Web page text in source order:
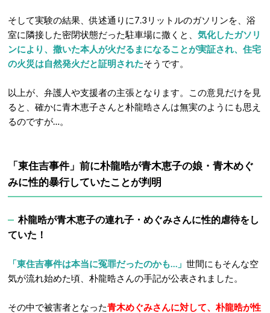
そして実験の結果、供述通りに7.3リットルのガソリンを、浴
室に隣接した密閉状態だった駐車場に撒くと、 気化したガソリ
ンにより、撒いた本人が火だるまになることが実証され、住宅
の火災は自然発火だと証明されたそうです。
以上が、弁護人や支援者の主張となります。この意見だけを見
ると、確かに青木恵子さんと朴龍晧さんは無実のようにも思え
るのですが…。
「東住吉事件」前に朴龍晧が青木恵子の娘・青木めぐ
みに性的暴行していたことが判明
朴龍晧が青木恵子の連れ子・めぐみさんに性的虐待をし
ていた！
「東住吉事件は本当に冤罪だったのかも…」 世間にもそんな空
気が流れ始めた頃、朴龍晧さんの手記が公表されました。
その中で被害者となった青木めぐみさんに対して、朴龍晧が性